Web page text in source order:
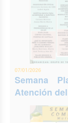
07/01/2026
Semana
Atención